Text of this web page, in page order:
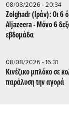
08/08/2026 - 20:34
Zolghadr (Ιράν): Οι 6
Aljazeera - Mόνο 6
εβδομάδα
08/08/2026 - 16:31
Κινέζικο μπλόκο σε
παράλυση την αγορά